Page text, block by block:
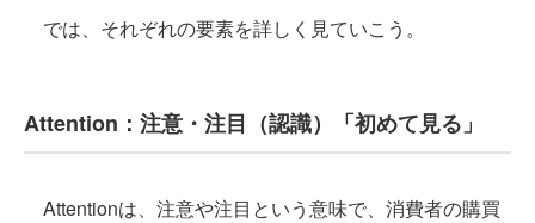
では、それぞれの要素を詳しく見ていこう。
Attention：注意・注目（認識）「初めて見る」
Attentionは、注意や注目という意味で、消費者の購買